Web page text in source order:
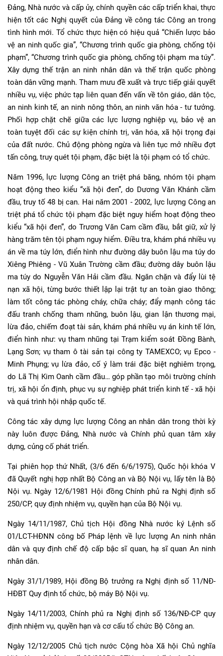
Đảng, Nhà nước và cấp ủy, chính quyền các cấp triển khai, thực
hiện tốt các Nghị quyết của Đảng về công tác Công an trong
tình hình mới. Tổ chức thực hiện có hiệu quả “Chiến lược bảo
vệ an ninh quốc gia”, “Chương trình quốc gia phòng, chống tội
phạm”, “Chương trình quốc gia phòng, chống tội phạm ma túy”.
Xây dựng thế trận an ninh nhân dân và thế trận quốc phòng
toàn dân vững mạnh. Tham mưu đề xuất và trực tiếp giải quyết
nhiều vụ, việc phức tạp liên quan đến vấn về tôn giáo, dân tộc,
an ninh kinh tế, an ninh nông thôn, an ninh văn hóa - tư tưởng.
Phối hợp chặt chẽ giữa các lực lượng nghiệp vụ, bảo vệ an
toàn tuyệt đối các sự kiện chính trị, văn hóa, xã hội trọng đại
của đất nước. Chủ động phòng ngừa và liên tục mở nhiều đợt
tấn công, truy quét tội phạm, đặc biệt là tội phạm có tổ chức.
Năm 1996, lực lượng Công an triệt phá băng, nhóm tội phạm
hoạt động theo kiểu “xã hội đen”, do Dương Văn Khánh cầm
đầu, truy tố 48 bị can. Hai năm 2001 - 2002, lực lượng Công an
triệt phá tổ chức tội phạm đặc biệt nguy hiểm hoạt động theo
kiểu “xã hội đen”, do Trương Văn Cam cầm đầu, bắt giữ, xử lý
hàng trăm tên tội phạm nguy hiểm. Điều tra, khám phá nhiều vụ
án về ma túy lớn, điển hình như đường dây buôn lậu ma túy do
Xiêng Phiêng - Vũ Xuân Trường cầm đầu; đường dây buôn lậu
ma túy do Nguyễn Văn Hải cầm đầu. Ngăn chặn và đẩy lùi tệ
nạn xã hội, từng bước thiết lập lại trật tự an toàn giao thông;
làm tốt công tác phòng cháy, chữa cháy; đẩy mạnh công tác
đấu tranh chống tham nhũng, buôn lậu, gian lận thương mại,
lừa đảo, chiếm đoạt tài sản, khám phá nhiều vụ án kinh tế lớn,
điển hình như: vụ tham nhũng tại Trạm kiểm soát Đồng Bành,
Lạng Sơn; vụ tham ô tài sản tại công ty TAMEXCO; vụ Epco -
Minh Phụng; vụ lừa đảo, cố ý làm trái đặc biệt nghiêm trọng,
do Lã Thị Kim Oanh cầm đầu… góp phần tạo môi trường chính
trị, xã hội ổn định, phục vụ sự nghiệp phát triển kinh tế - xã hội
và quá trình hội nhập quốc tế.
Công tác xây dựng lực lượng Công an nhân dân trong thời kỳ
này luôn được Đảng, Nhà nước và Chính phủ quan tâm xây
dựng, củng cố phát triển.
Tại phiên họp thứ Nhất, (3/6 đến 6/6/1975), Quốc hội khóa V
đã Quyết nghị hợp nhất Bộ Công an và Bộ Nội vụ, lấy tên là Bộ
Nội vụ. Ngày 12/6/1981 Hội đồng Chính phủ ra Nghị định số
250/CP, quy định nhiệm vụ, quyền hạn của Bộ Nội vụ.
Ngày 14/11/1987, Chủ tịch Hội đồng Nhà nước ký Lệnh số
01/LCT-HĐNN công bố Pháp lệnh về lực lượng An ninh nhân
dân và quy định chế độ cấp bậc sĩ quan, hạ sĩ quan An ninh
nhân dân.
Ngày 31/1/1989, Hội đồng Bộ trưởng ra Nghị định số 11/NĐ-
HĐBT Quy định tổ chức, bộ máy Bộ Nội vụ.
Ngày 14/11/2003, Chính phủ ra Nghị định số 136/NĐ-CP quy
định nhiệm vụ, quyền hạn và cơ cấu tổ chức Bộ Công an.
Ngày 12/12/2005 Chủ tịch nước Cộng hòa Xã hội Chủ nghĩa